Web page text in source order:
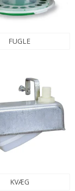
FUGLE
KVÆG